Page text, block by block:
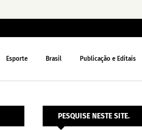
Esporte Brasil Publicação e Editais
PESQUISE NESTE SITE.